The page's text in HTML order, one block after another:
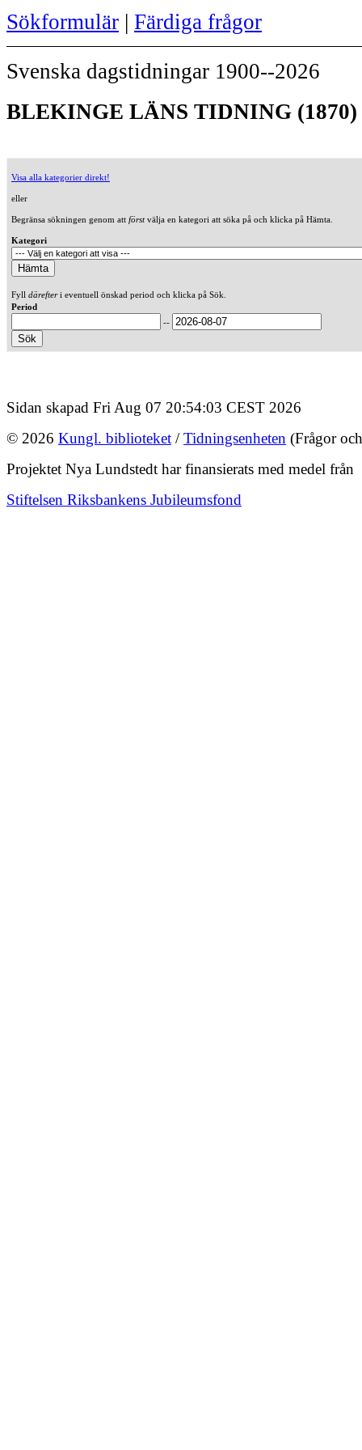
Sökformulär | Färdiga frågor
Svenska dagstidningar 1900--2026
BLEKINGE LÄNS TIDNING (1870)
Visa alla kategorier direkt!
eller
Begränsa sökningen genom att förstvälja en kategori att söka på och klicka på Hämta.
Kategori
Fyll därefteri eventuell önskad period och klicka på Sök.
Period
--
Sidan skapad Fri Aug 07 20:54:03 CEST 2026
© 2026 Kungl. biblioteket /Tidningsenheten (Frågor
Projektet Nya Lundstedt har finansierats med medel från
Stiftelsen Riksbankens Jubileumsfond